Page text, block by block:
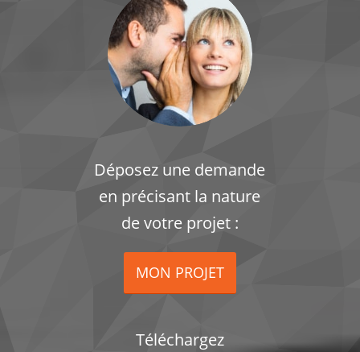
Déposez une demande
en précisant la nature
de votre projet :
MON PROJET
Téléchargez